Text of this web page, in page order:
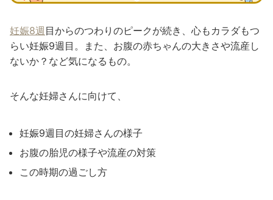
妊娠8週 目からのつわりのピークが続き、心もカラダもつ
らい妊娠9週目。また、お腹の赤ちゃんの大きさや流産し
ないか？など気になるもの。
そんな妊婦さんに向けて、
妊娠9週目の妊婦さんの様子
お腹の胎児の様子や流産の対策
この時期の過ごし方